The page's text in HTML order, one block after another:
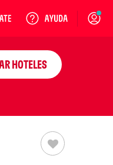
Login
HOTELES